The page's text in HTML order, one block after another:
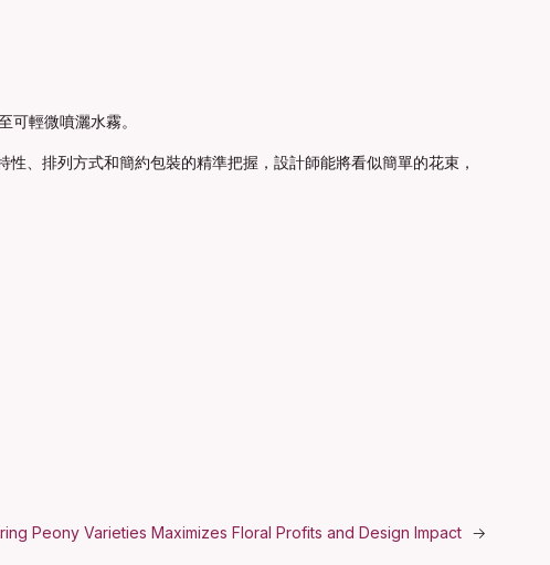
輕微噴灑水霧。
、排列方式和簡約包裝的精準把握，設計師能將看似簡單的花束，
Peony Varieties Maximizes Floral Profits and Design Impact →